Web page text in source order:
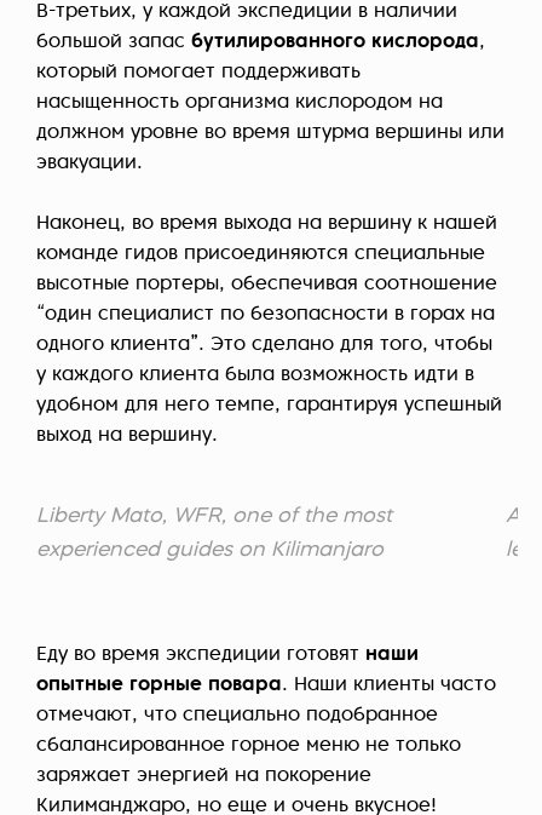
В-третьих, у каждой экспедиции в наличии
большой запас бутилированного кислорода,
который помогает поддерживать
насыщенность организма кислородом на
должном уровне во время штурма вершины или
эвакуации.
Наконец, во время выхода на вершину к нашей
команде гидов присоединяются специальные
высотные портеры, обеспечивая соотношение
“один специалист по безопасности в горах на
одного клиента”. Это сделано для того, чтобы
у каждого клиента была возможность идти в
удобном для него темпе, гарантируя успешный
выход на вершину.
Liberty Mato, WFR, one of the most
experienced guides on Kilimanjaro
Еду во время экспедиции готовят наши
опытные горные повара. Наши клиенты часто
отмечают, что специально подобранное
сбалансированное горное меню не только
заряжает энергией на покорение
Килиманджаро, но еще и очень вкусное!